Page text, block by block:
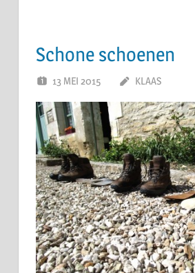
Schone schoenen
13 MEI 2015 KLAAS